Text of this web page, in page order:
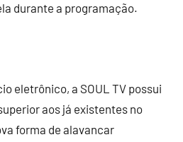
durante a programação.
eletrônico, a SOUL TV possui
aos já existentes no
forma de alavancar